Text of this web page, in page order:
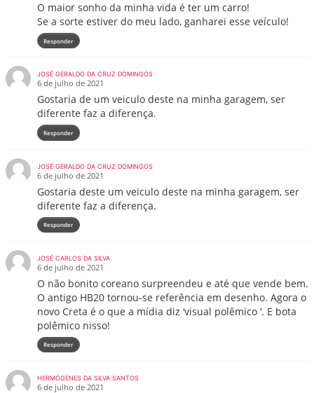
O maior sonho da minha vida é ter um carro!
Se a sorte estiver do meu lado, ganharei esse veículo!
Responder
JOSÉ GERALDO DA CRUZ DOMINGOS
6 de julho de 2021
Gostaria de um veiculo deste na minha garagem, ser
diferente faz a diferença.
Responder
JOSÉ GERALDO DA CRUZ DOMINGOS
6 de julho de 2021
Gostaria deste um veiculo deste na minha garagem, ser
diferente faz a diferença.
Responder
JOSÉ CARLOS DA SILVA
6 de julho de 2021
O não bonito coreano surpreendeu e até que vende bem.
O antigo HB20 tornou-se referência em desenho. Agora o
novo Creta é o que a mídia diz ‘visual polêmico ‘. E bota
polêmico nisso!
Responder
HERMÓGENES DA SILVA SANTOS
6 de julho de 2021